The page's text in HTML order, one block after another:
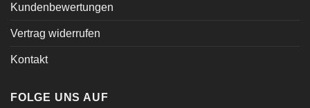
Kundenbewertungen
Vertrag widerrufen
Kontakt
FOLGE UNS AUF